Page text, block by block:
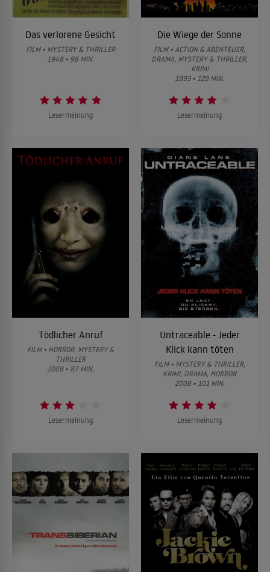
Das verlorene Gesicht
FILM • MYSTERY & THRILLER
1948 • 98 MIN.
Lesermeinung
Die Wiege der Sonne
FILM • ACTION & ABENTEUER,
DRAMA, MYSTERY & THRILLER,
KRIMI
1993 • 129 MIN.
Lesermeinung
Tödlicher Anruf
FILM • HORROR, MYSTERY &
THRILLER
2008 • 87 MIN.
Lesermeinung
Untraceable - Jeder
Klick kann töten
FILM • MYSTERY & THRILLER,
KRIMI, DRAMA, HORROR
2008 • 101 MIN.
Lesermeinung